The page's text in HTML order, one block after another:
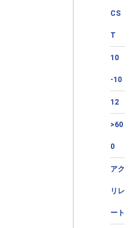
CS
T
10
-10
12
>60
0
アク
リレ
ート